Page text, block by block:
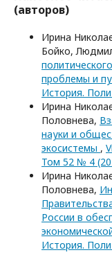
(авторов)
Ирина
Бойко,
проблемы и
История.
Ирина
Половнева,
науки и
экосистемы ,
Том 52 № 4
Ирина
Половнева,
России в
История.